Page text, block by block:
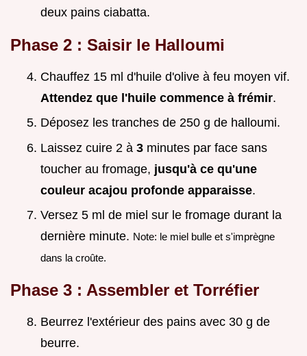
deux pains ciabatta.
Phase 2 : Saisir le Halloumi
Chauffez 15 ml d'huile d'olive à feu moyen vif.
Attendez que l'huile commence à frémir.
Déposez les tranches de 250 g de halloumi.
Laissez cuire 2 à 3 minutes par face sans
toucher au fromage, jusqu'à ce qu'une
couleur acajou profonde apparaisse.
Versez 5 ml de miel sur le fromage durant la
dernière minute. Note: le miel bulle et s'imprègne
dans la croûte.
Phase 3 : Assembler et Torréfier
Beurrez l'extérieur des pains avec 30 g de
beurre.